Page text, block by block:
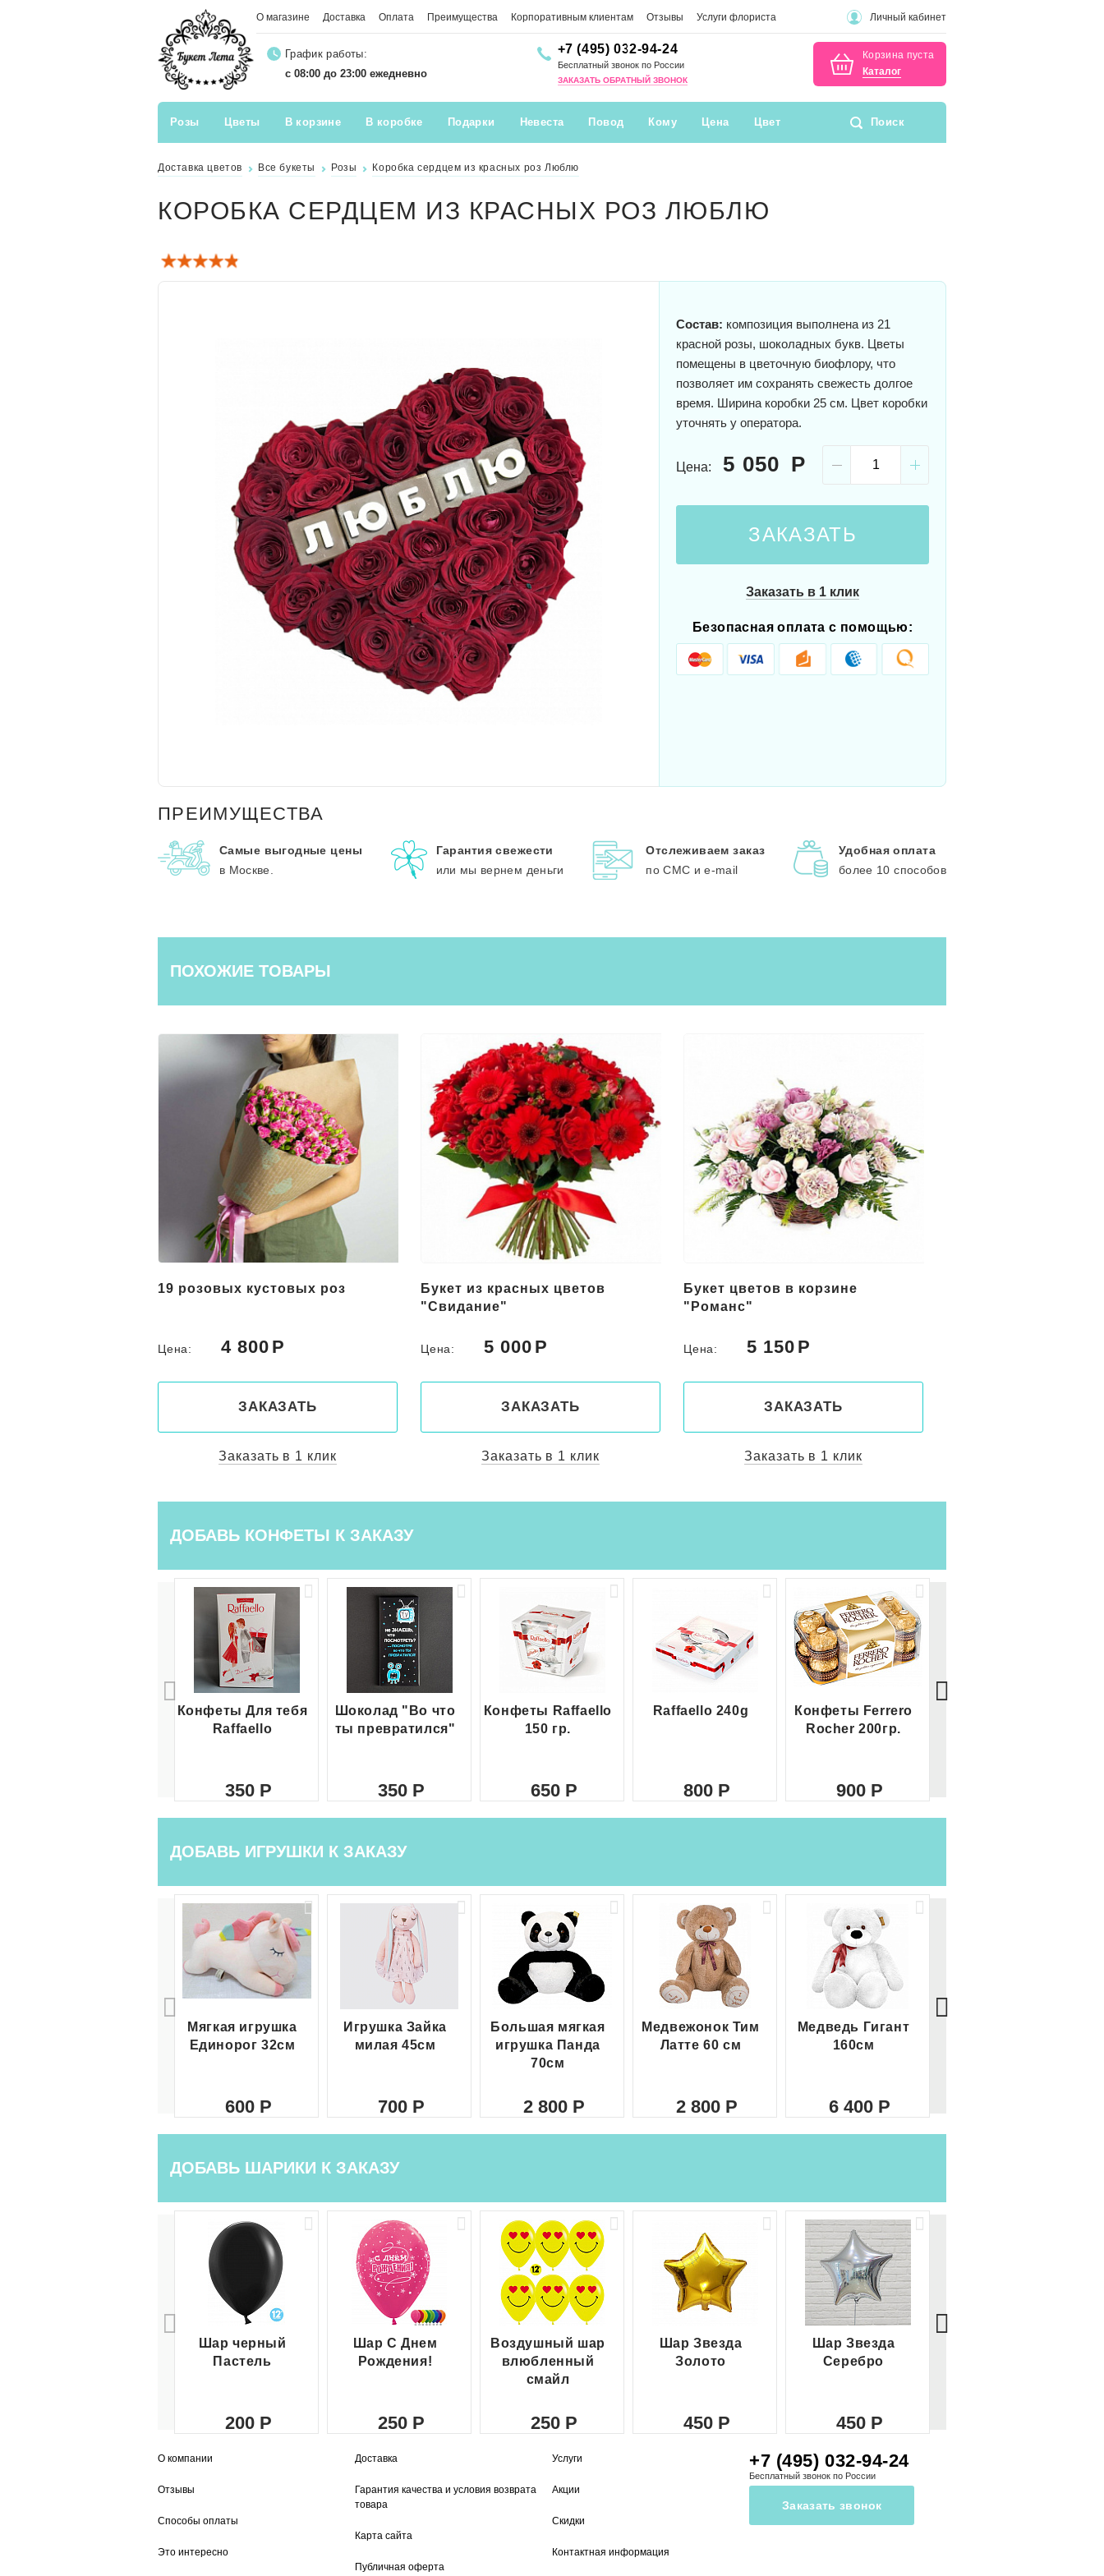
О магазине Доставка Оплата Преимущества Корпоративным клиентам Отзывы Услуги флориста Личный кабинет
График работы:
с 08:00 до 23:00 ежедневно
+7 (495) 032-94-24
Бесплатный звонок по России
ЗАКАЗАТЬ ОБРАТНЫЙ ЗВОНОК
Корзина пуста
Каталог
Розы Цветы В корзине В коробке Подарки Невеста Повод Кому Цена Цвет Поиск
Доставка цветов Все букеты Розы Коробка сердцем из красных роз Люблю
КОРОБКА СЕРДЦЕМ ИЗ КРАСНЫХ РОЗ ЛЮБЛЮ
Состав: композиция выполнена из 21
красной розы, шоколадных букв. Цветы
помещены в цветочную биофлору, что
позволяет им сохранять свежесть долгое
время. Ширина коробки 25 см. Цвет коробки
уточнять у оператора.
Цена: 5 050
ЗАКАЗАТЬ
Заказать в 1 клик
Безопасная оплата с помощью:
ПРЕИМУЩЕСТВА
Самые выгодные цены
в Москве.
Гарантия свежести
или мы вернем деньги
Отслеживаем заказ
по СМС и e-mail
Удобная оплата
более 10 способов
ПОХОЖИЕ ТОВАРЫ
19 розовых кустовых роз
Цена: 4 800
ЗАКАЗАТЬ
Заказать в 1 клик
Букет из красных цветов
"Свидание"
Цена: 5 000
ЗАКАЗАТЬ
Заказать в 1 клик
Букет цветов в корзине
"Романс"
Цена: 5 150
ЗАКАЗАТЬ
Заказать в 1 клик
ДОБАВЬ КОНФЕТЫ К ЗАКАЗУ
Конфеты Для тебя
Raffaello
350
Шоколад "Во что
ты превратился"
350
Конфеты Raffaello
150 гр.
650
Raffaello 240g
800
Конфеты Ferrero
Rocher 200гр.
900
ДОБАВЬ ИГРУШКИ К ЗАКАЗУ
Мягкая игрушка
Единорог 32см
600
Игрушка Зайка
милая 45см
700
Большая мягкая
игрушка Панда
70см
2 800
Медвежонок Тим
Латте 60 см
2 800
Медведь Гигант
160см
6 400
ДОБАВЬ ШАРИКИ К ЗАКАЗУ
Шар черный
Пастель
200
Шар С Днем
Рождения!
250
Воздушный шар
влюбленный
смайл
250
Шар Звезда
Золото
450
Шар Звезда
Серебро
450
О компании
Отзывы
Способы оплаты
Это интересно
Доставка
Гарантия качества и условия возврата
товара
Карта сайта
Публичная оферта
Услуги
Акции
Скидки
Контактная информация
+7 (495) 032-94-24
Бесплатный звонок по России
Заказать звонок